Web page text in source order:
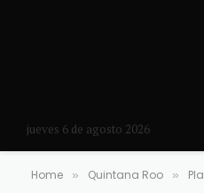
jueves 6 de agosto 2026
Home » Quintana Roo »